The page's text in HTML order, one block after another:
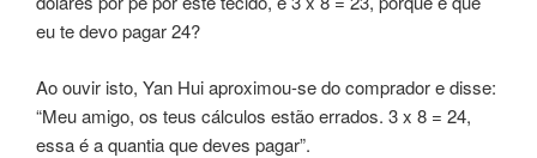
eu te devo pagar 24?
Ao ouvir isto, Yan Hui aproximou-se do comprador e disse:
“Meu amigo, os teus cálculos estão errados. 3 x 8 = 24,
essa é a quantia que deves pagar”.